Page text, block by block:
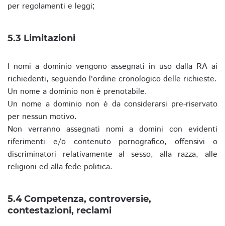
per regolamenti e leggi;
5.3 Limitazioni
I nomi a dominio vengono assegnati in uso dalla RA ai
richiedenti, seguendo l'ordine cronologico delle richieste.
Un nome a dominio non è prenotabile.
Un nome a dominio non è da considerarsi pre-riservato
per nessun motivo.
Non verranno assegnati nomi a domini con evidenti
riferimenti e/o contenuto pornografico, offensivi o
discriminatori relativamente al sesso, alla razza, alle
religioni ed alla fede politica.
5.4 Competenza, controversie,
contestazioni, reclami